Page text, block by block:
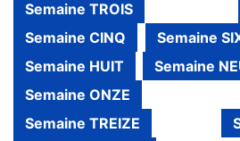
Semaine TROIS
Semaine CINQ
Semaine
Semaine HUIT
Semaine
Semaine ONZE
Semaine TREIZE